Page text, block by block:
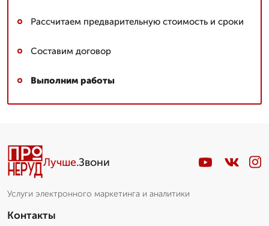
Рассчитаем предварительную стоимость и сроки
Составим договор
Выполним работы
Лучше.Звони
Услуги электронного маркетинга и аналитики
Контакты